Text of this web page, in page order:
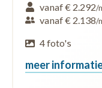
vanaf € 2.292/
vanaf € 2.138/
4 foto's
meer